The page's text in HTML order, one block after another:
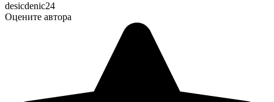
desicdenic24
Оцените автора